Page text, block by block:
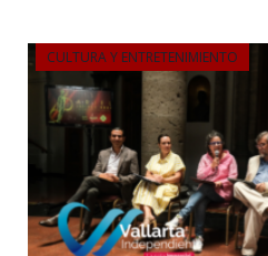
CULTURA Y ENTRETENIMIENTO